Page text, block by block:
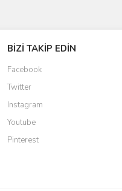
BİZİ TAKİP EDİN
Facebook
Twitter
Instagram
Youtube
Pinterest